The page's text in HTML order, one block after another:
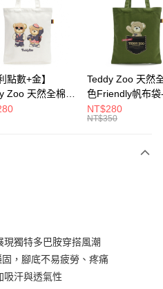
單成立後會自動跳轉到大哥付的交易
請依後續交易確認頁面所載為準。
示未達大哥付你分期系統評分，恕無
你分期」於每月結算日後寄送繳費提
超商條碼／台灣大直營門市／銀行轉
)免運費
點數+金】
Zoo 天然全棉純
帆布袋-白色
Teddy Zoo 天然
色Friendly帆布袋
色(TZB107)
NT$280
NT$350
獨特多巴胺穿搭風潮
，腳底不易疲勞、疼痛
吸汗與透氣性